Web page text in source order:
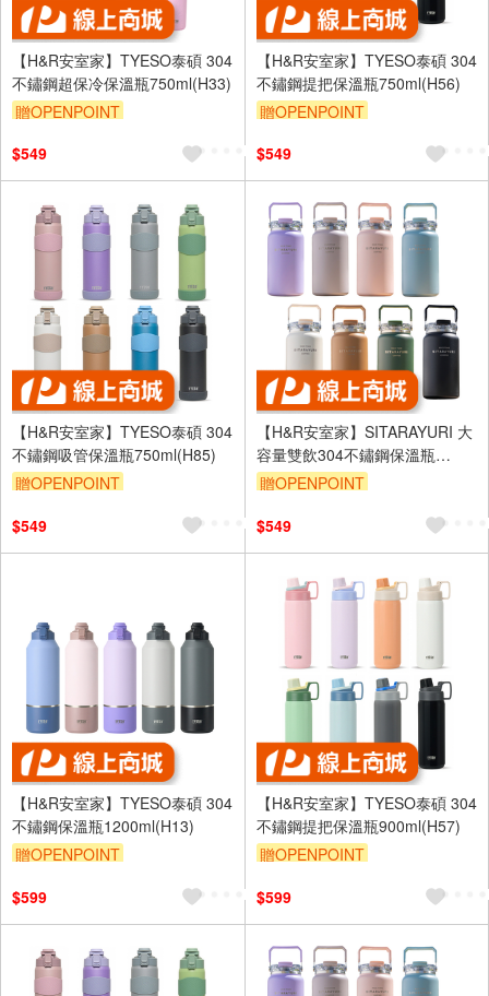
【H&R安室家】TYESO泰碩 304
不鏽鋼超保冷保溫瓶750ml(H33)
贈OPENPOINT
$549
【H&R安室家】TYESO泰碩 304
不鏽鋼提把保溫瓶750ml(H56)
贈OPENPOINT
$549
【H&R安室家】TYESO泰碩 304
不鏽鋼吸管保溫瓶750ml(H85)
贈OPENPOINT
$549
【H&R安室家】SITARAYURI 大
容量雙飲304不鏽鋼保溫瓶
1200ml(H51)
贈OPENPOINT
$549
【H&R安室家】TYESO泰碩 304
不鏽鋼保溫瓶1200ml(H13)
贈OPENPOINT
$599
【H&R安室家】TYESO泰碩 304
不鏽鋼提把保溫瓶900ml(H57)
贈OPENPOINT
$599